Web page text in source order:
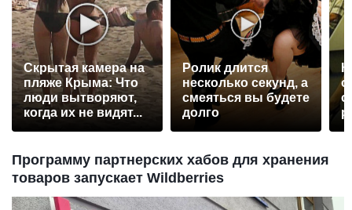
Скрытая камера на
пляже Крыма: Что
люди вытворяют,
когда их не видят...
Ролик длится
несколько секунд, а
смеяться вы будете
долго
Программу партнерских хабов для хранения
товаров запускает Wildberries